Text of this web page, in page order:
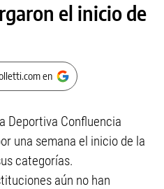
el inicio de
en
Deportiva Confluencia
una semana el inicio de la
categorías.
aún no han